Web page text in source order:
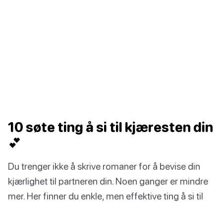
10 søte ting å si til kjæresten din
💕
Du trenger ikke å skrive romaner for å bevise din
kjærlighet til partneren din. Noen ganger er mindre
mer. Her finner du enkle, men effektive ting å si til